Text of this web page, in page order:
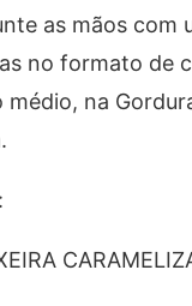
as mãos com
no formato de
na